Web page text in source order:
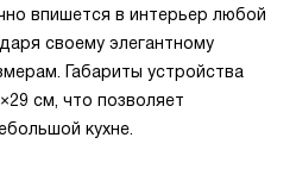
впишется в интерьер любой
своему элегантному
Габариты устройства
см, что позволяет
кухне.